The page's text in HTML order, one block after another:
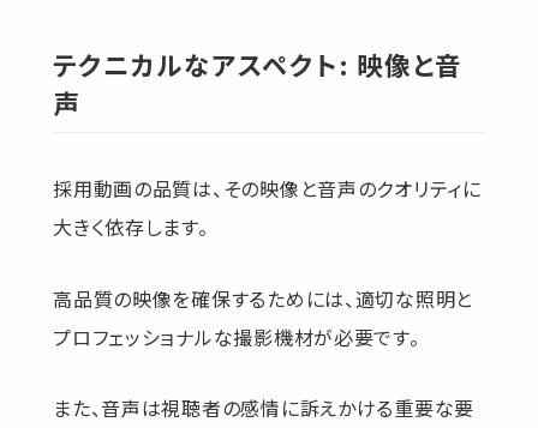
テクニカルなアスペクト: 映像と音
声
採用動画の品質は、その映像と音声のクオリティに
大きく依存します。
高品質の映像を確保するためには、適切な照明と
プロフェッショナルな撮影機材が必要です。
また、音声は視聴者の感情に訴えかける重要な要